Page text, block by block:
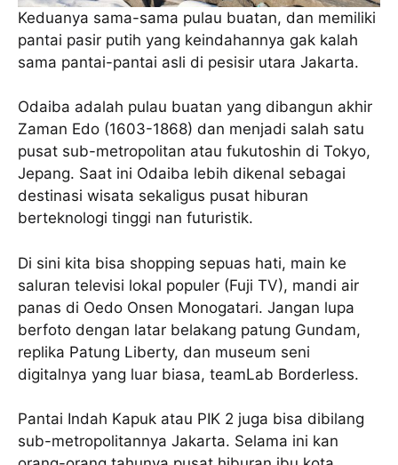
Keduanya sama-sama pulau buatan, dan memiliki
pantai pasir putih yang keindahannya gak kalah
sama pantai-pantai asli di pesisir utara Jakarta.
Odaiba adalah pulau buatan yang dibangun akhir
Zaman Edo (1603-1868) dan menjadi salah satu
pusat sub-metropolitan atau fukutoshin di Tokyo,
Jepang. Saat ini Odaiba lebih dikenal sebagai
destinasi wisata sekaligus pusat hiburan
berteknologi tinggi nan futuristik.
Di sini kita bisa shopping sepuas hati, main ke
saluran televisi lokal populer (Fuji TV), mandi air
panas di Oedo Onsen Monogatari. Jangan lupa
berfoto dengan latar belakang patung Gundam,
replika Patung Liberty, dan museum seni
digitalnya yang luar biasa, teamLab Borderless.
Pantai Indah Kapuk atau PIK 2 juga bisa dibilang
sub-metropolitannya Jakarta. Selama ini kan